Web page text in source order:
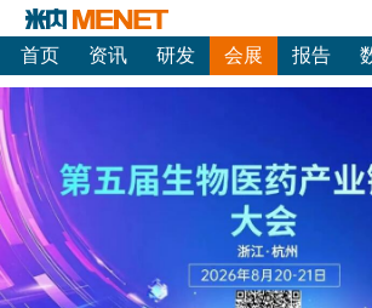
首页 资讯 研发 会展 报告